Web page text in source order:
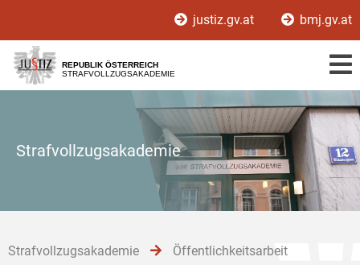
[1]
[2]
[3]
justiz.gv.at bmj.gv.at
REPUBLIK ÖSTERREICH
STRAFVOLLZUGSAKADEMIE
Strafvollzugsakademie
Strafvollzugsakademie Öffentlichkeitsarbeit